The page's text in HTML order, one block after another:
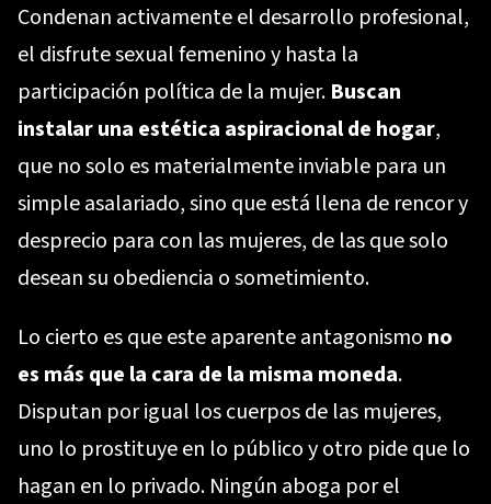
Condenan activamente el desarrollo profesional,
el disfrute sexual femenino y hasta la
participación política de la mujer. Buscan
instalar una estética aspiracional de hogar,
que no solo es materialmente inviable para un
simple asalariado, sino que está llena de rencor y
desprecio para con las mujeres, de las que solo
desean su obediencia o sometimiento.
Lo cierto es que este aparente antagonismo no
es más que la cara de la misma moneda.
Disputan por igual los cuerpos de las mujeres,
uno lo prostituye en lo público y otro pide que lo
hagan en lo privado. Ningún aboga por el